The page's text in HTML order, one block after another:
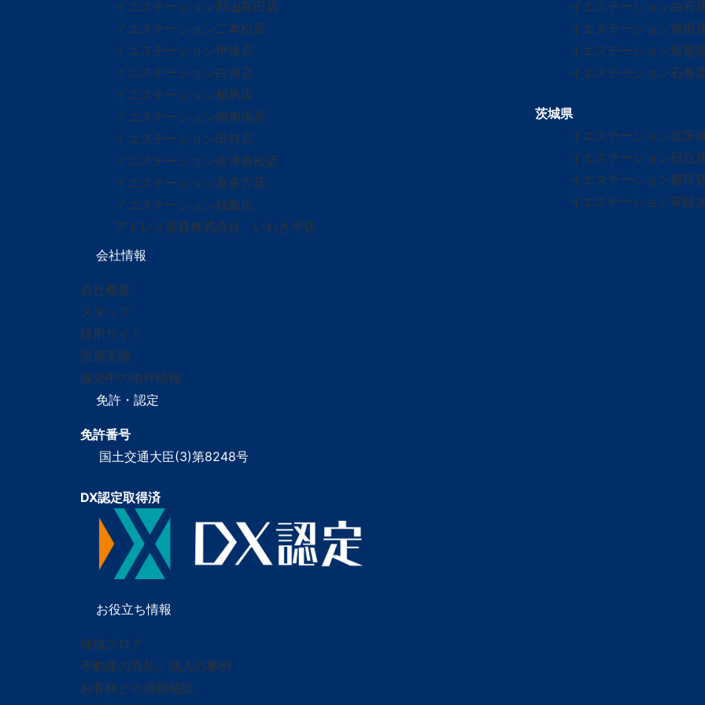
イエステーション郡山富田店
イエステーション二本松店
イエステーション伊達店
イエステーション白河店
イエステーション相馬店
イエステーション南相馬店
イエステーション田村店
イエステーション会津若松店
イエステーション喜多方店
イエステーション福島店
アドレス賃貸株式会社 いわき平店
イエステーション白石
イエステーション角田
イエステーション塩竈
イエステーション石巻
茨城県
イエステーション北茨
イエステーション日立
イエステーション那珂
イエステーション常陸
会社情報
会社概要
スタッフ
採用サイト
売買実績
販売中の物件情報
免許・認定
免許番号
国土交通大臣(3)第8248号
DX認定取得済
お役立ち情報
地域ブログ
不動産の売却／購入の事例
お客様との感動秘話